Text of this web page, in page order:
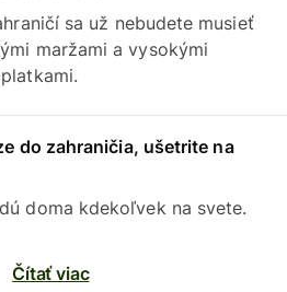
sa už nebudete musieť
maržami a vysokými
do zahraničia, ušetrite na
doma kdekoľvek na svete.
Čítať viac